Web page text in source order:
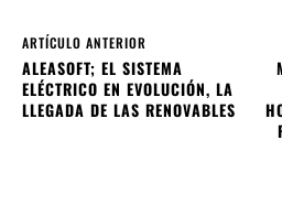
ARTÍCULO ANTERIOR
ALEASOFT; EL SISTEMA
ELÉCTRICO EN EVOLUCIÓN, LA
LLEGADA DE LAS RENOVABLES